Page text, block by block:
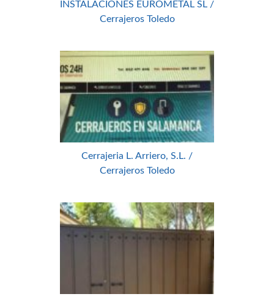
INSTALACIONES EUROMETAL SL /
Cerrajeros Toledo
Cerrajeria L. Arriero, S.L. /
Cerrajeros Toledo